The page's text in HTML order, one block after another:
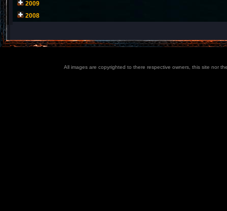
2009
2008
All images are copyrighted to there respective owners, this site nor